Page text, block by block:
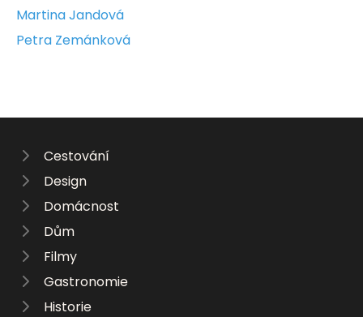
Martina Jandová
Petra Zemánková
Cestování
Design
Domácnost
Dům
Filmy
Gastronomie
Historie